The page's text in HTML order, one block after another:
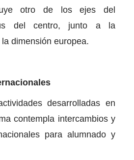
otro de los ejes del
del centro, junto a la
dimensión europea.
desarrolladas en
contempla intercambios y
para alumnado y